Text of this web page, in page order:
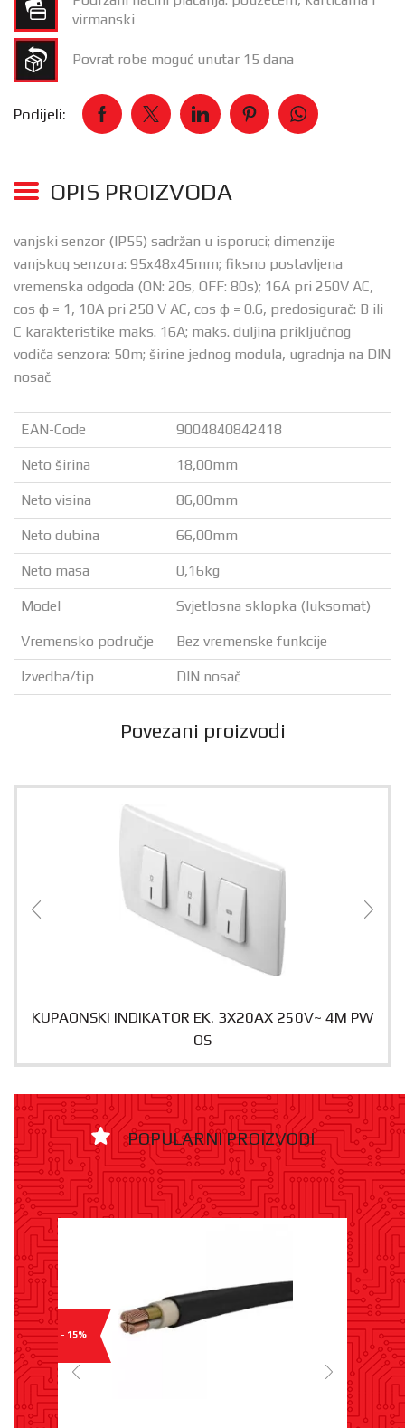
virmanski
Povrat robe moguć unutar 15 dana
Podijeli:
OPIS PROIZVODA
vanjski senzor (IP55) sadržan u isporuci; dimenzije
vanjskog senzora: 95x48x45mm; fiksno postavljena
vremenska odgoda (ON: 20s, OFF: 80s); 16A pri 250V AC,
cos φ = 1, 10A pri 250 V AC, cos φ = 0.6, predosigurač: B ili
C karakteristike maks. 16A; maks. duljina priključnog
vodiča senzora: 50m; širine jednog modula, ugradnja na DIN
nosač
EAN-Code 9004840842418
Neto širina 18,00mm
Neto visina 86,00mm
Neto dubina 66,00mm
Neto masa 0,16kg
Model Svjetlosna sklopka (luksomat)
Vremensko područje Bez vremenske funkcije
Izvedba/tip DIN nosač
Povezani proizvodi
KUPAONSKI INDIKATOR EK. 3X20AX 250V~ 4M PW
OS
POPULARNI PROIZVODI
- 15%